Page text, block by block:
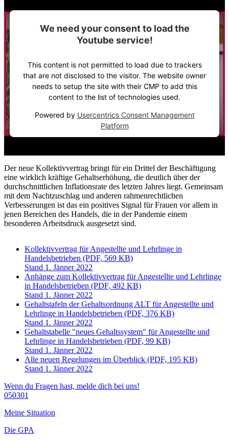
We need your consent to load the
Youtube service!
This content is not permitted to load due to trackers
that are not disclosed to the visitor. The website owner
needs to setup the site with their CMP to add this
content to the list of technologies used.
Powered by Usercentrics Consent Management
Platform
Der neue Kollektivvertrag bringt für ein Drittel der Beschäftigung
eine wirklich kräftige Gehaltserhöhung, die deutlich über der
durchschnittlichen Inflationsrate des letzten Jahres liegt. Gemeinsam
mit dem Nachtzuschlag und anderen rahmenrechtlichen
Verbesserungen ist das ein positives Signal für Frauen vor allem in
jenen Bereichen des Handels, die in der Pandemie einem
besonderen Arbeitsdruck ausgesetzt sind.
Kollektivvertrag für Angestellte und Lehrlinge in
Handelsbetrieben (PDF, 569 KB)
Stand 1. Jänner 2022
Anhänge zum Kollektivvertrag für Angestellte und Lehrlinge
in Handelsbetrieben (PDF, 492 KB)
Stand 1. Jänner 2022
Gehaltstafeln der Gehaltsordnung ALT für Angestellte und
Lehrlinge in Handelsbetrieben (PDF, 376 KB)
Stand 1. Jänner 2022
Gehaltstabelle "neues Gehaltssystem" für Angestellte und
Lehrlinge in Handelsbetrieben (PDF, 99 KB)
Stand 1. Jänner 2022
Alle neuen Regelungen im Überblick (PDF, 195 KB)
Stand 1. Jänner 2022
Wenn du Fragen hast, melde dich bei uns!
050301
Meine Situation
Die GPA